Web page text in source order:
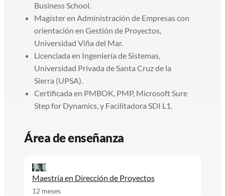
Business School.
Magíster en Administración de Empresas con
orientación en Gestión de Proyectos,
Universidad Viña del Mar.
Licenciada en Ingeniería de Sistemas,
Universidad Privada de Santa Cruz de la
Sierra (UPSA).
Certificada en PMBOK, PMP, Microsoft Sure
Step for Dynamics, y Facilitadora SDI L1.
Área de enseñanza
Maestría en Dirección de Proyectos
12 meses